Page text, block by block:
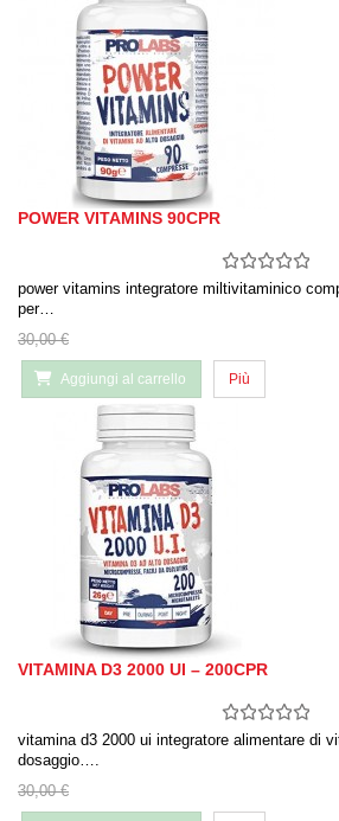
POWER VITAMINS 90CPR
power vitamins integratore miltivitaminico
per…
30,00 €
Aggiungi al carrello Più
VITAMINA D3 2000 UI – 200CPR
vitamina d3 2000 ui integratore alimentare di
dosaggio….
30,00 €